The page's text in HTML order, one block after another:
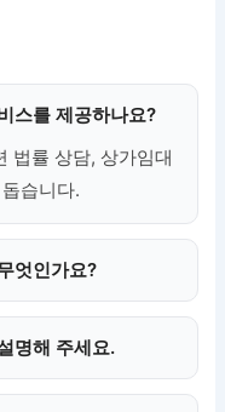
스를 제공하나요?
법률 상담, 상가임대
습니다.
엇인가요?
명해 주세요.